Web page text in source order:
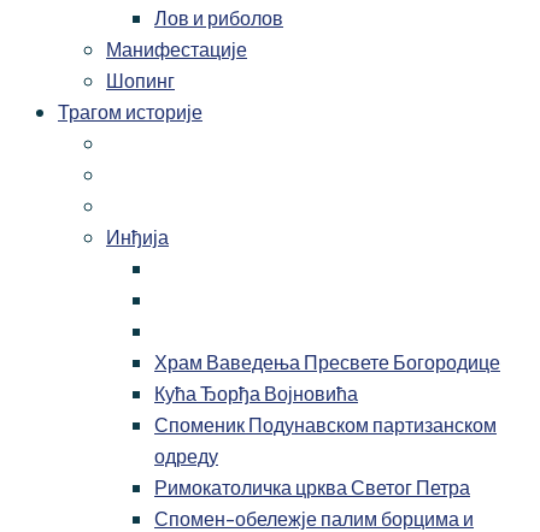
Лов и риболов
Манифестације
Шопинг
Трагом историје
Инђија
Храм Ваведења Пресвете Богородице
Кућа Ђорђа Војновића
Споменик Подунавском партизанском
одреду
Римокатоличка црква Светог Петра
Спомен-обележје палим борцима и